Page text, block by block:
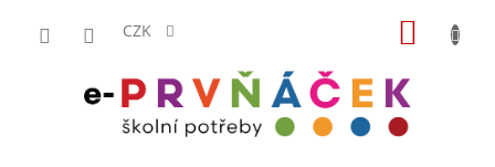
CZK